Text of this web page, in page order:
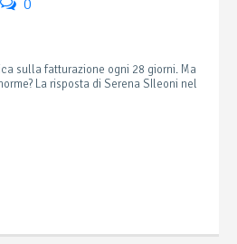
0
sulla fatturazione ogni 28 giorni. Ma
La risposta di Serena SIleoni nel